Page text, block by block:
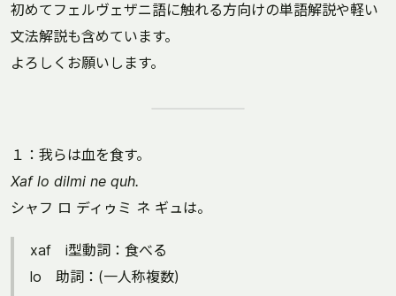
初めてフェルヴェザニ語に触れる方向けの単語解説や軽い
文法解説も含めています。
よろしくお願いします。
１：我らは血を食す。
Xaf lo dilmi ne quh.
シャフ ロ ディゥミ ネ ギュは。
xaf i型動詞：食べる
lo 助詞：(一人称複数)